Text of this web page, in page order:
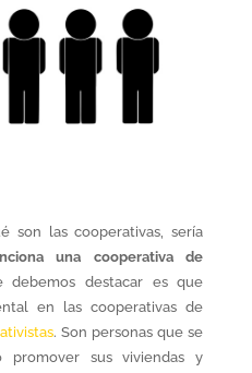
son las cooperativas, sería
una cooperativa de
destacar es que
en las cooperativas de
. Son personas que se
sus viviendas y